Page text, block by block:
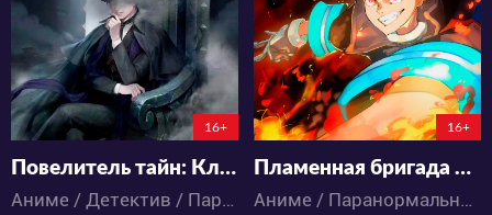
82 52
16+
Повелитель тайн: Клоун
Аниме / Детектив / Паранормальное / Триллер / Экшен
52 43
16+
Пламенная бригада пожарных: Третья глава
Аниме / Паранормальное / Сёнэн / Экшен